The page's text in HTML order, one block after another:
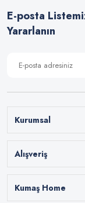
E-posta
Yararlanın
Kurumsal
Alışveriş
Kumaş Home